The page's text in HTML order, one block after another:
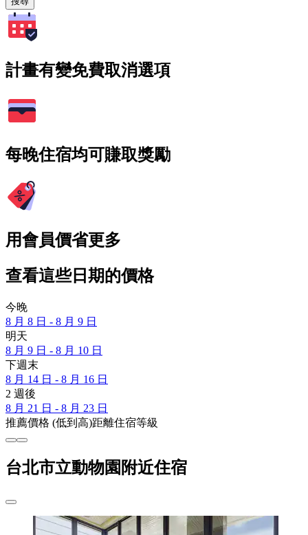
計畫有變免費取消選項
每晚住宿均可賺取獎勵
用會員價省更多
查看這些日期的價格
今晚
8 月 8 日 - 8 月 9 日
明天
8 月 9 日 - 8 月 10 日
下週末
8 月 14 日 - 8 月 16 日
2 週後
8 月 21 日 - 8 月 23 日
推薦價格 (低到高)距離住宿等級
台北市立動物園附近住宿